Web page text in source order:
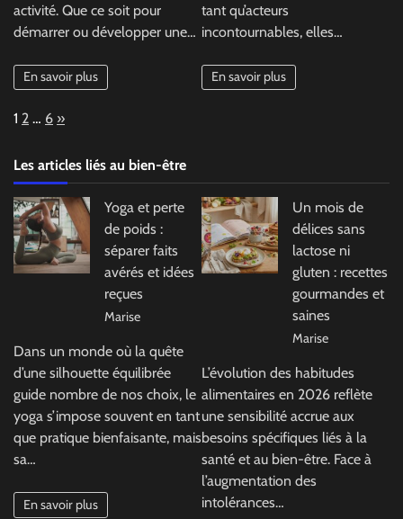
activité. Que ce soit pour
démarrer ou développer une…
En savoir plus
tant qu’acteurs
incontournables, elles…
En savoir plus
Page:
1 2 … 6 Next
»
Les articles liés au bien-être
Yoga et perte
de poids :
séparer faits
avérés et idées
reçues
Marise
Dans un monde où la quête
d’une silhouette équilibrée
guide nombre de nos choix, le
yoga s’impose souvent en tant
que pratique bienfaisante, mais
sa…
En savoir plus
Un mois de
délices sans
lactose ni
gluten : recettes
gourmandes et
saines
Marise
L’évolution des habitudes
alimentaires en 2026 reflète
une sensibilité accrue aux
besoins spécifiques liés à la
santé et au bien-être. Face à
l’augmentation des
intolérances…